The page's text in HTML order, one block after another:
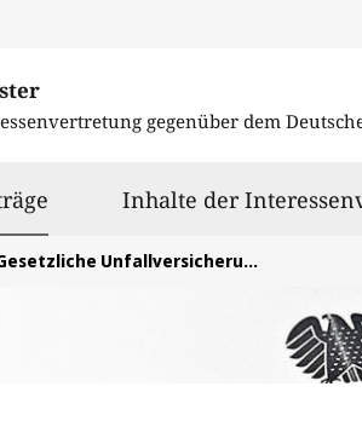
gegenüber dem
ausgewähltInhalte der
Unfallversicherung e. V. (DGUV)